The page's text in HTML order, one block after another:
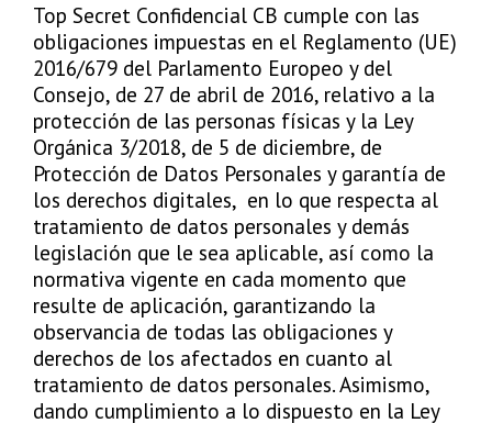
Top Secret Confidencial CB cumple con las
obligaciones impuestas en el Reglamento (UE)
2016/679 del Parlamento Europeo y del
Consejo, de 27 de abril de 2016, relativo a la
protección de las personas físicas y la Ley
Orgánica 3/2018, de 5 de diciembre, de
Protección de Datos Personales y garantía de
los derechos digitales, en lo que respecta al
tratamiento de datos personales y demás
legislación que le sea aplicable, así como la
normativa vigente en cada momento que
resulte de aplicación, garantizando la
observancia de todas las obligaciones y
derechos de los afectados en cuanto al
tratamiento de datos personales. Asimismo,
dando cumplimiento a lo dispuesto en la Ley